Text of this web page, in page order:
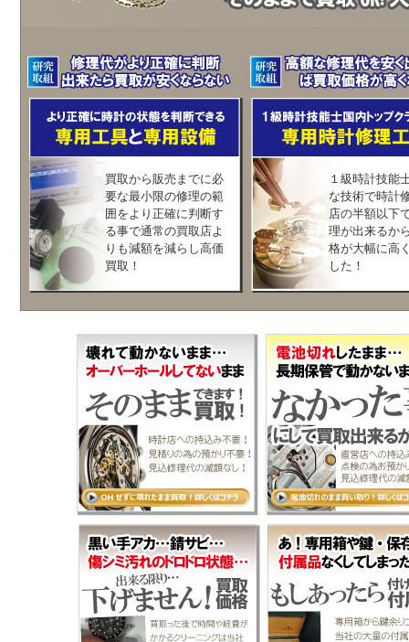
買取から販売までに必
要な最小限の修理の範
囲をより正確に判断す
る事で通常の買取店よ
りも減額を減らし高価
買取！
１級時計技能
な技術で時計
店の半額以下
理が出来るか
格が大幅に高
した！